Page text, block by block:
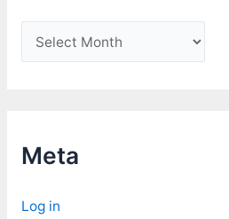
r
i
e
Meta
Log in